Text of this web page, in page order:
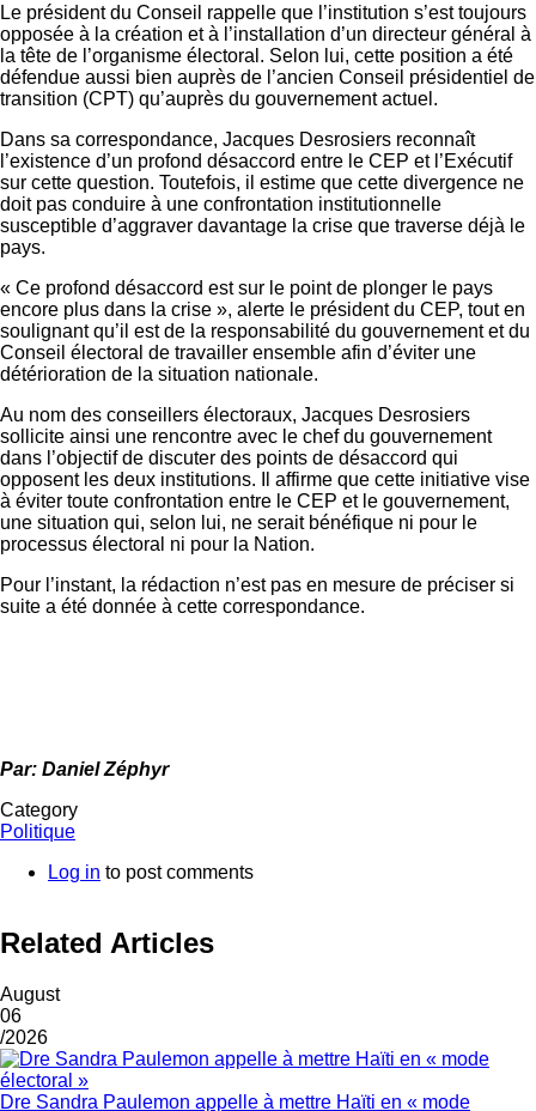
Le président du Conseil rappelle que l’institution s’est toujours
opposée à la création et à l’installation d’un directeur général à
la tête de l’organisme électoral. Selon lui, cette position a été
défendue aussi bien auprès de l’ancien Conseil présidentiel de
transition (CPT) qu’auprès du gouvernement actuel.
Dans sa correspondance, Jacques Desrosiers reconnaît
l’existence d’un profond désaccord entre le CEP et l’Exécutif
sur cette question. Toutefois, il estime que cette divergence ne
doit pas conduire à une confrontation institutionnelle
susceptible d’aggraver davantage la crise que traverse déjà le
pays.
« Ce profond désaccord est sur le point de plonger le pays
encore plus dans la crise », alerte le président du CEP, tout en
soulignant qu’il est de la responsabilité du gouvernement et du
Conseil électoral de travailler ensemble afin d’éviter une
détérioration de la situation nationale.
Au nom des conseillers électoraux, Jacques Desrosiers
sollicite ainsi une rencontre avec le chef du gouvernement
dans l’objectif de discuter des points de désaccord qui
opposent les deux institutions. Il affirme que cette initiative vise
à éviter toute confrontation entre le CEP et le gouvernement,
une situation qui, selon lui, ne serait bénéfique ni pour le
processus électoral ni pour la Nation.
Pour l’instant, la rédaction n’est pas en mesure de préciser si
suite a été donnée à cette correspondance.
Par: Daniel Zéphyr
Category
Politique
Log in to post comments
Related Articles
August
06
/2026
Dre Sandra Paulemon appelle à mettre Haïti en « mode